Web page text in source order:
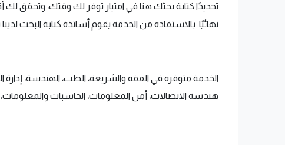
تحديدًا كتابة بحثك هنا في امتياز توفر لك وقتك، وتحقق
نهائيًا. بالاستفادة من الخدمة يقوم أساتذة كتابة البحث
الخدمة متوفرة في الفقه والشريعة، الطب، الهندسة، إدارة
هندسة الاتصالات، أمن المعلومات، الحاسبات والمعلومات،